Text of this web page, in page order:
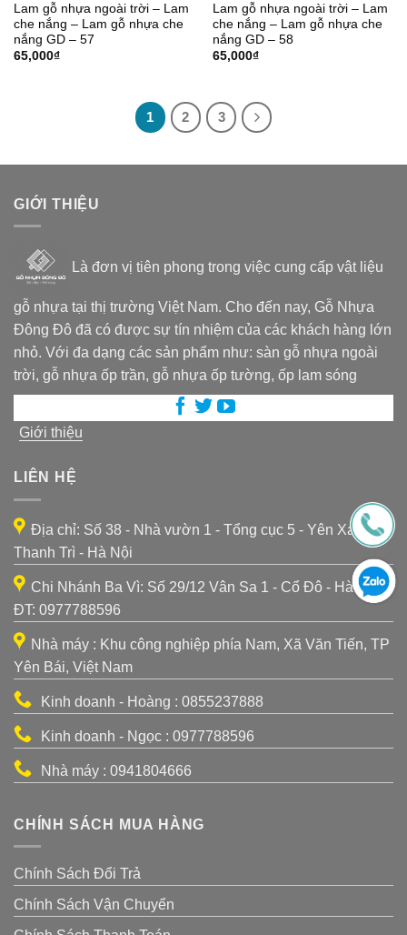
Lam gỗ nhựa ngoài trời – Lam
che nắng – Lam gỗ nhựa che
nắng GD – 57
65,000₫
Lam gỗ nhựa ngoài trời – Lam
che nắng – Lam gỗ nhựa che
nắng GD – 58
65,000₫
1 2 3
GIỚI THIỆU
Là đơn vị tiên phong trong việc cung cấp vật liệu
gỗ nhựa tại thị trường Việt Nam. Cho đến nay, Gỗ Nhựa
Đông Đô đã có được sự tín nhiệm của các khách hàng lớn
nhỏ. Với đa dạng các sản phẩm như: sàn gỗ nhựa ngoài
trời, gỗ nhựa ốp trần, gỗ nhựa ốp tường, ốp lam sóng
Giới thiệu
LIÊN HỆ
Địa chỉ: Số 38 - Nhà vườn 1 - Tổng cục 5 - Yên Xá -
Thanh Trì - Hà Nội
Chi Nhánh Ba Vì: Số 29/12 Vân Sa 1 - Cổ Đô - Hà Nội -
ĐT: 0977788596
Nhà máy : Khu công nghiệp phía Nam, Xã Văn Tiến, TP
Yên Bái, Việt Nam
Kinh doanh - Hoàng : 0855237888
Kinh doanh - Ngọc : 0977788596
Nhà máy : 0941804666
CHÍNH SÁCH MUA HÀNG
Chính Sách Đổi Trả
Chính Sách Vận Chuyển